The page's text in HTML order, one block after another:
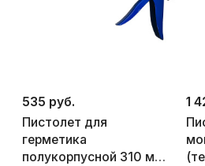
535 руб.
Пистолет для
герметика
полукорпусной 310 мл
1